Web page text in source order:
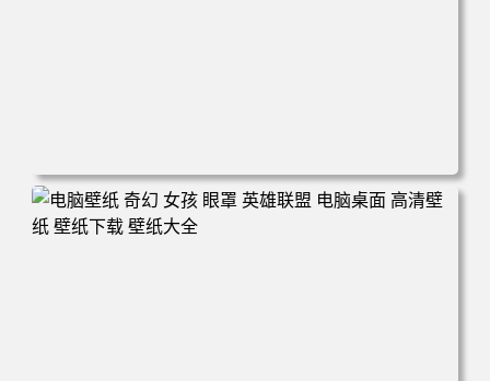
电脑壁纸 奇幻 雕像 风景 云 河流 游戏CG 神 游戏 游戏CG
电脑桌面 高清壁纸 壁纸下载 壁纸大全